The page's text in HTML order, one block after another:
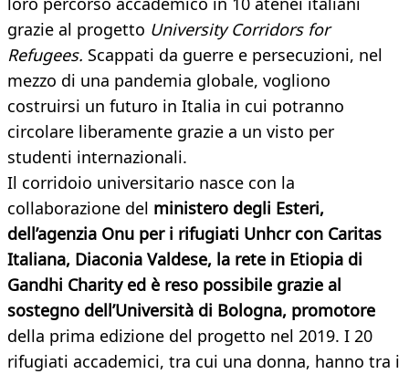
grazie al progetto University Corridors for
Refugees. Scappati da guerre e persecuzioni, nel
mezzo di una pandemia globale, vogliono
costruirsi un futuro in Italia in cui potranno
circolare liberamente grazie a un visto per
studenti internazionali.
Il corridoio universitario nasce con la
collaborazione del ministero degli Esteri,
dell’agenzia Onu per i rifugiati Unhcr con Caritas
Italiana, Diaconia Valdese, la rete in Etiopia di
Gandhi Charity ed è reso possibile grazie al
sostegno dell’Università di Bologna, promotore
della prima edizione del progetto nel 2019. I 20
rifugiati accademici, tra cui una donna, hanno tra i